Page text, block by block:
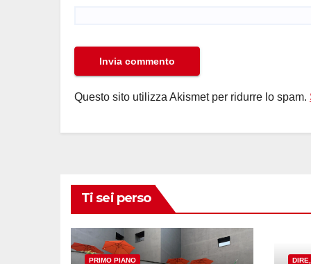
Questo sito utilizza Akismet per ridurre lo spam.
Ti sei perso
PRIMO PIANO